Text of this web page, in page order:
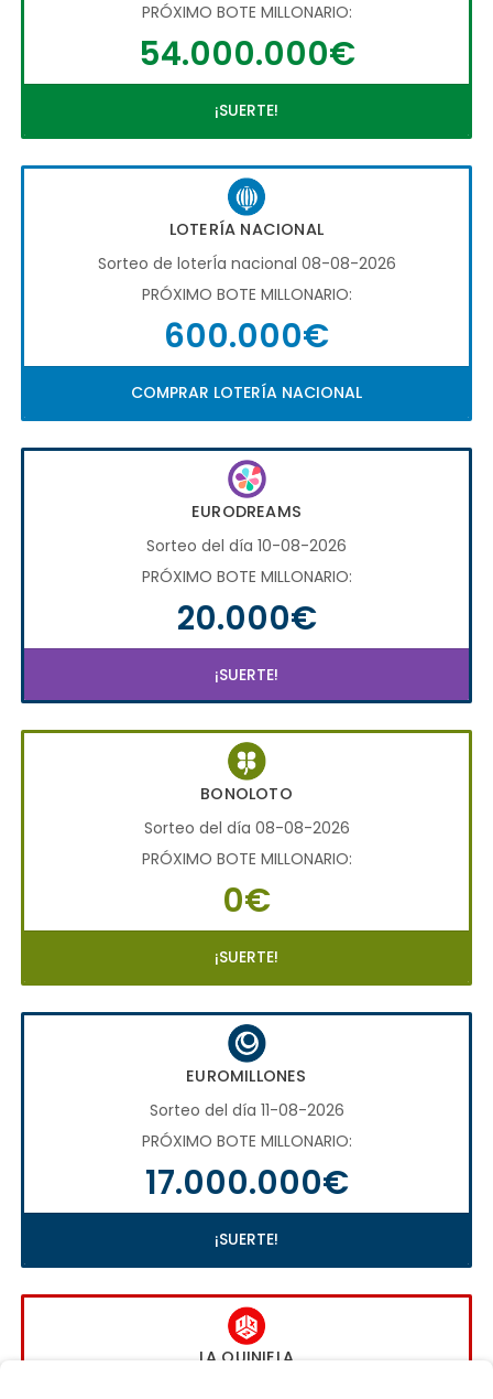
PRÓXIMO BOTE MILLONARIO:
54.000.000€
¡SUERTE!
LOTERÍA NACIONAL
Sorteo de loterÍa nacional 08-08-2026
PRÓXIMO BOTE MILLONARIO:
600.000€
COMPRAR LOTERÍA NACIONAL
EURODREAMS
Sorteo del día 10-08-2026
PRÓXIMO BOTE MILLONARIO:
20.000€
¡SUERTE!
BONOLOTO
Sorteo del día 08-08-2026
PRÓXIMO BOTE MILLONARIO:
0€
¡SUERTE!
EUROMILLONES
Sorteo del día 11-08-2026
PRÓXIMO BOTE MILLONARIO:
17.000.000€
¡SUERTE!
LA QUINIELA